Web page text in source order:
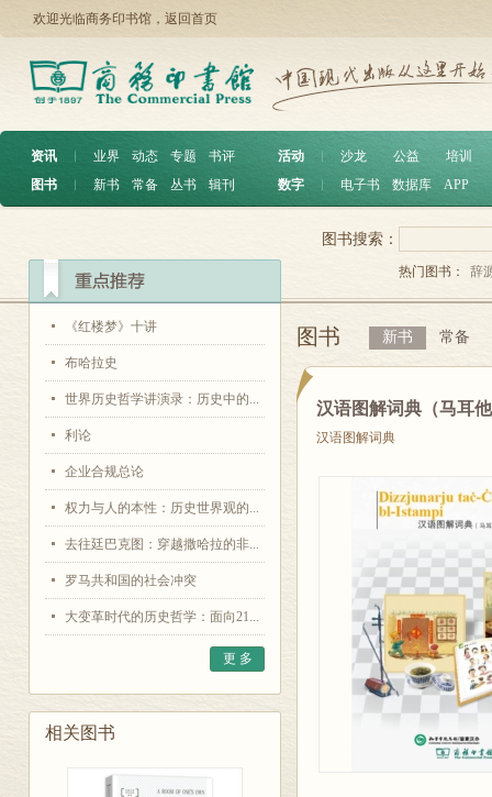
欢迎光临商务印书馆， 返回首页
资讯 ︱ 业界 动态 专题
书评
图书
︱ 新书 常备 丛书 辑刊
活动 沙龙 公益
培训
数字
电子书 数据库 APP
《红楼梦》十讲
布哈拉史
世界历史哲学讲演录：历史中的...
利论
企业合规总论
权力与人的本性：历史世界观的...
去往廷巴克图：穿越撒哈拉的非...
罗马共和国的社会冲突
大变革时代的历史哲学：面向21...
更 多
相关图书
图书搜索：
热门图书： 辞
图书 新书 常备
汉语图解词典（马耳
汉语图解词典